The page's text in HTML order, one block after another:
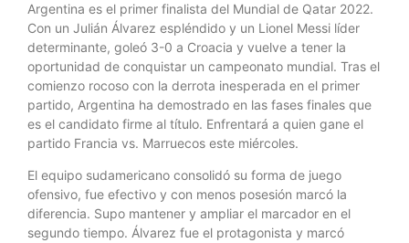
Argentina es el primer finalista del Mundial de Qatar 2022.
Con un Julián Álvarez espléndido y un Lionel Messi líder
determinante, goleó 3-0 a Croacia y vuelve a tener la
oportunidad de conquistar un campeonato mundial. Tras el
comienzo rocoso con la derrota inesperada en el primer
partido, Argentina ha demostrado en las fases finales que
es el candidato firme al título. Enfrentará a quien gane el
partido Francia vs. Marruecos este miércoles.
El equipo sudamericano consolidó su forma de juego
ofensivo, fue efectivo y con menos posesión marcó la
diferencia. Supo mantener y ampliar el marcador en el
segundo tiempo. Álvarez fue el protagonista y marcó